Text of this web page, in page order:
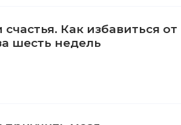
Как избавиться от
шесть недель